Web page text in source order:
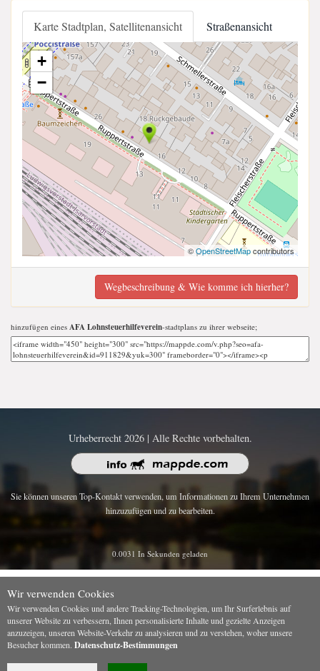
Karte Stadtplan, Satellitenansicht Straßenansicht
+
−
©OpenStreetMapcontributors
Wegbeschreibung & Wie komme ich hierher?
hinzufügen eines AFA Lohnsteuerhilfeverein-stadtplans zu ihrer webseite;
Urheberrecht 2026 | Alle Rechte vorbehalten.
Sie können unseren Top-Kontakt verwenden, um Informationen zu Ihrem Unternehmen
hinzuzufügen und zu bearbeiten.
0.0031 In Sekunden geladen
Wir verwenden Cookies
Wir verwenden Cookies und andere Tracking-Technologien, um Ihr Surferlebnis auf
unserer Website zu verbessern, Ihnen personalisierte Inhalte und gezielte Anzeigen
anzuzeigen, unseren Website-Verkehr zu analysieren und zu verstehen, woher unsere
Besucher kommen. Datenschutz-Bestimmungen